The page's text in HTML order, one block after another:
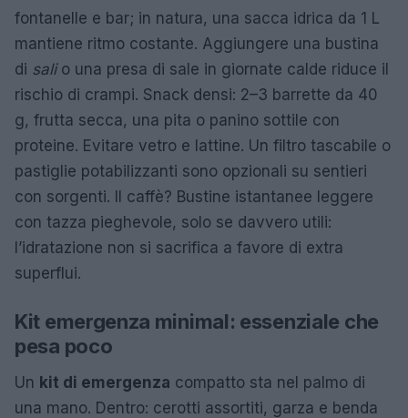
fontanelle e bar; in natura, una sacca idrica da 1 L
mantiene ritmo costante. Aggiungere una bustina
di salio una presa di sale in giornate calde riduce il
rischio di crampi. Snack densi: 2–3 barrette da 40
g, frutta secca, una pita o panino sottile con
proteine. Evitare vetro e lattine. Un filtro tascabile o
pastiglie potabilizzanti sono opzionali su sentieri
con sorgenti. Il caffè? Bustine istantanee leggere
con tazza pieghevole, solo se davvero utili:
l’idratazione non si sacrifica a favore di extra
superflui.
Kit emergenza minimal: essenziale che
pesa poco
Un kit di emergenza compatto sta nel palmo di
una mano. Dentro: cerotti assortiti, garza e benda